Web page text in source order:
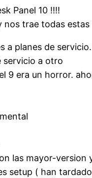
Panel 10 !!!!
trae todas estas
a planes de
servicio a otro
9 era un horror.
las mayor-version
setup ( han